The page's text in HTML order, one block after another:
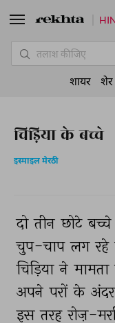
चिड़िया के बच्चे
इस्माइल मेरठी
दो तीन छोटे बच्चे
चुप-चाप लग रहे
चिड़िया ने मामता
अपने परों के अंदर
इस तरह रोज़-
शायर शेर